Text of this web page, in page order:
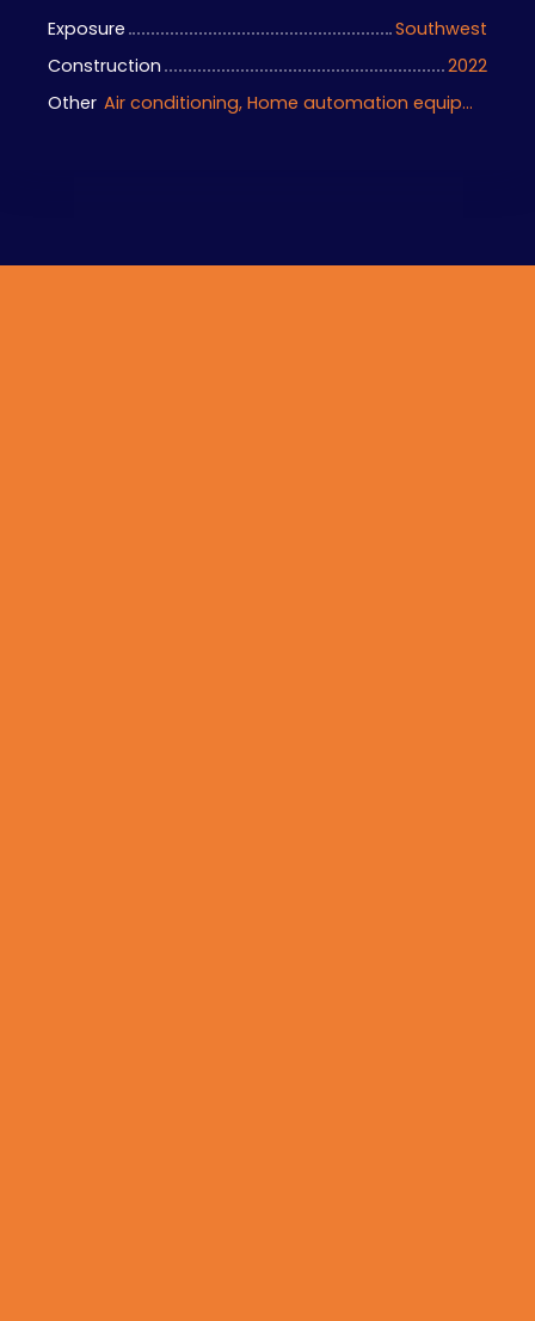
Exposure
Southwest
Construction
2022
Other
Air conditioning, Home automation equipment, Bike storage, Motorized gate, Armored door, Alarm system, Videophone